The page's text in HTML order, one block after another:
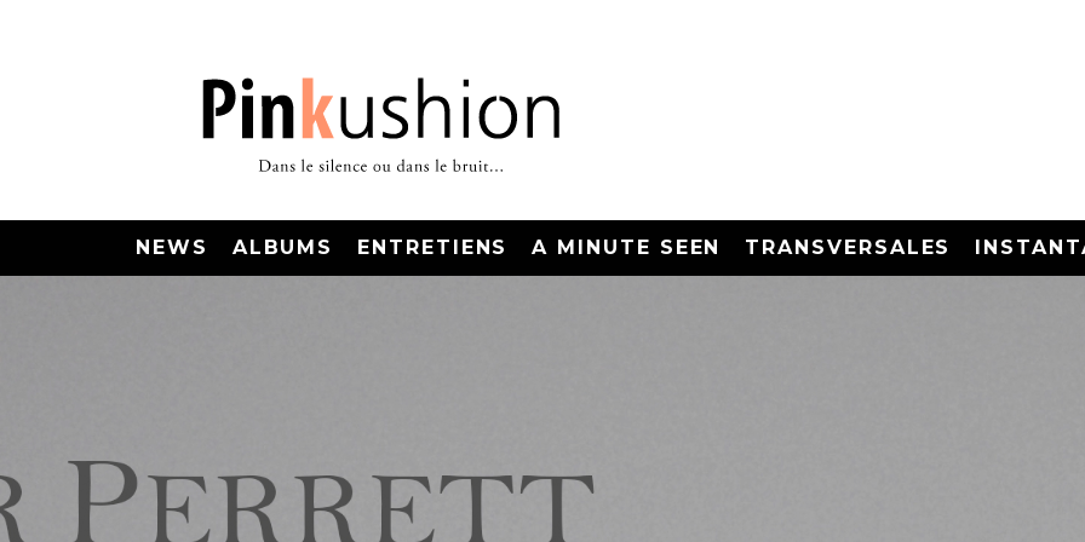
NEWS ALBUMS ENTRETIENS A MINUTE SEEN TRANSVERSALES